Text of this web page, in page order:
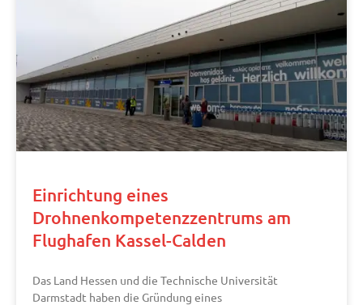
Einrichtung eines
Drohnenkompetenzzentrums am
Flughafen Kassel-Calden
Das Land Hessen und die Technische Universität
Darmstadt haben die Gründung eines